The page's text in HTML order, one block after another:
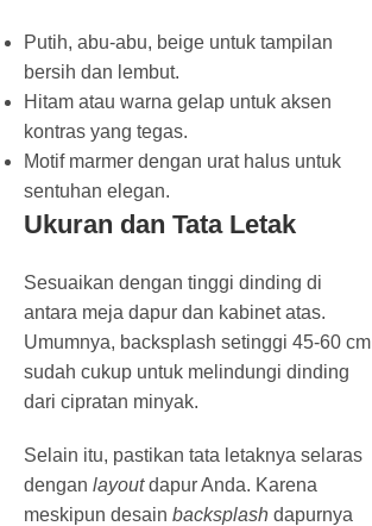
Putih, abu-abu, beige untuk tampilan
bersih dan lembut.
Hitam atau warna gelap untuk aksen
kontras yang tegas.
Motif marmer dengan urat halus untuk
sentuhan elegan.
Ukuran dan Tata Letak
Sesuaikan dengan tinggi dinding di
antara meja dapur dan kabinet atas.
Umumnya, backsplash setinggi 45-60 cm
sudah cukup untuk melindungi dinding
dari cipratan minyak.
Selain itu, pastikan tata letaknya selaras
dengan layoutdapur Anda. Karena
meskipun desain backsplash dapurnya